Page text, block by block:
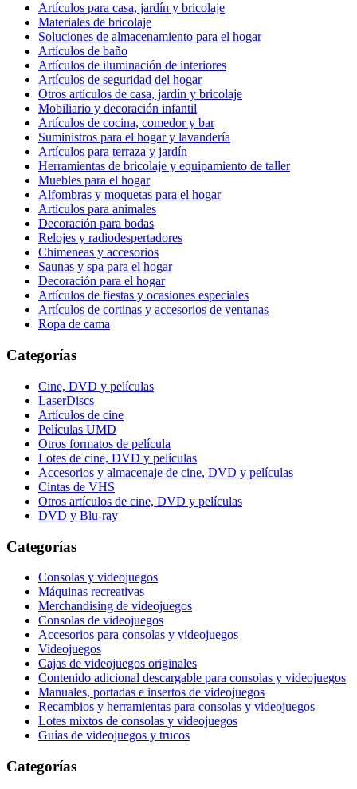
Artículos para casa, jardín y bricolaje
Materiales de bricolaje
Soluciones de almacenamiento para el hogar
Artículos de baño
Artículos de iluminación de interiores
Artículos de seguridad del hogar
Otros artículos de casa, jardín y bricolaje
Mobiliario y decoración infantil
Artículos de cocina, comedor y bar
Suministros para el hogar y lavandería
Artículos para terraza y jardín
Herramientas de bricolaje y equipamiento de taller
Muebles para el hogar
Alfombras y moquetas para el hogar
Artículos para animales
Decoración para bodas
Relojes y radiodespertadores
Chimeneas y accesorios
Saunas y spa para el hogar
Decoración para el hogar
Artículos de fiestas y ocasiones especiales
Artículos de cortinas y accesorios de ventanas
Ropa de cama
Categorías
Cine, DVD y películas
LaserDiscs
Artículos de cine
Películas UMD
Otros formatos de película
Lotes de cine, DVD y películas
Accesorios y almacenaje de cine, DVD y películas
Cintas de VHS
Otros artículos de cine, DVD y películas
DVD y Blu-ray
Categorías
Consolas y videojuegos
Máquinas recreativas
Merchandising de videojuegos
Consolas de videojuegos
Accesorios para consolas y videojuegos
Videojuegos
Cajas de videojuegos originales
Contenido adicional descargable para consolas y videojuegos
Manuales, portadas e insertos de videojuegos
Recambios y herramientas para consolas y videojuegos
Lotes mixtos de consolas y videojuegos
Guías de videojuegos y trucos
Categorías